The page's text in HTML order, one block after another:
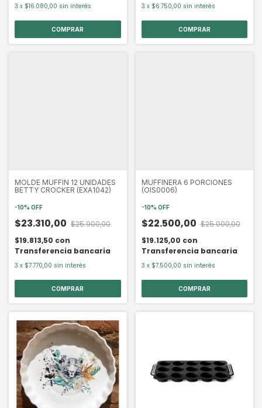
3 x $16.080,00 sin interés 3 x $6.750,00 sin interés
MOLDE MUFFIN 12 UNIDADES
BETTY CROCKER (EXA1042)
-10% OFF
$23.310,00 $25.900,00
$19.813,50 con
Transferencia bancaria
3 x $7.770,00 sin interés
MUFFINERA 6 PORCIONES
(OIS0006)
-10% OFF
$22.500,00 $25.000,00
$19.125,00 con
Transferencia bancaria
3 x $7.500,00 sin interés